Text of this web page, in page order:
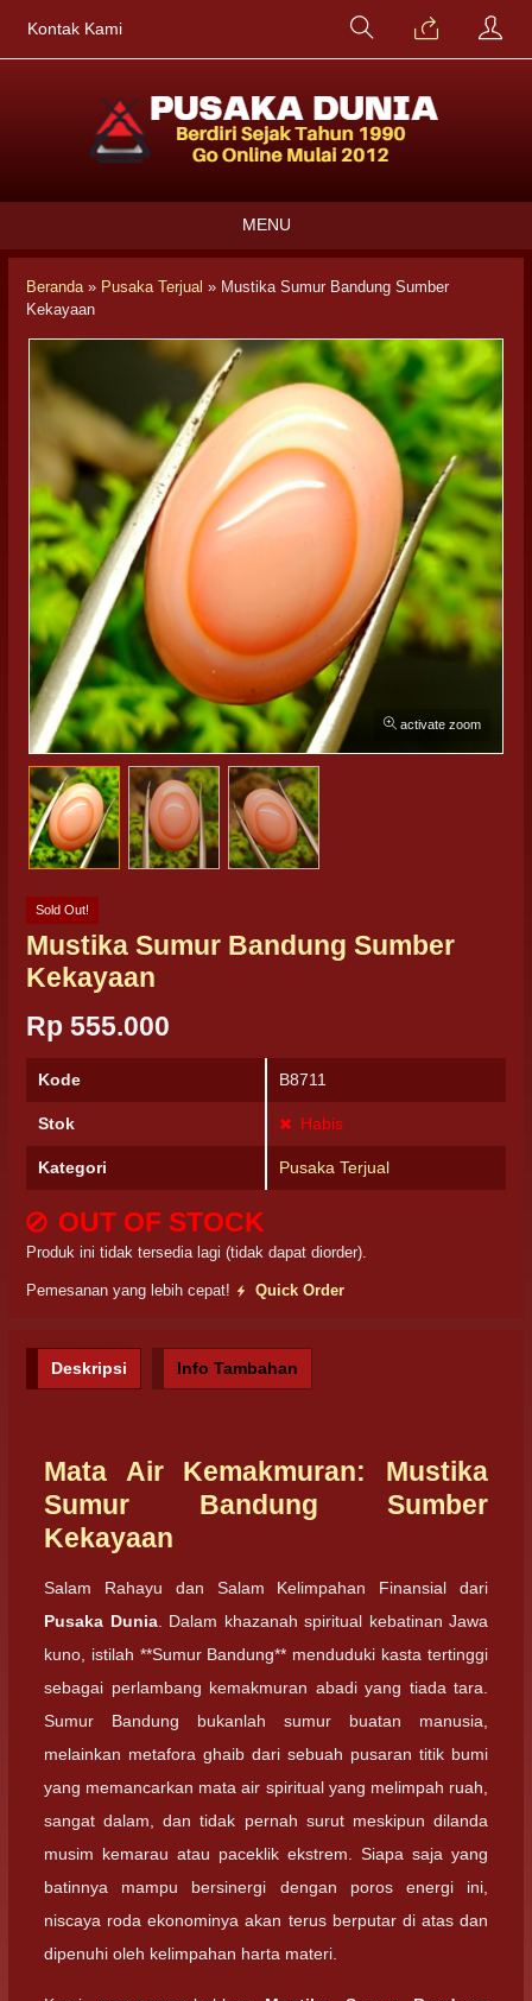
Kontak Kami
MENU
Beranda» Pusaka Terjual » Mustika Sumur Bandung Sumber
Kekayaan
activate zoom
Sold Out!
Mustika Sumur Bandung Sumber
Kekayaan
Rp 555.000
Kode B8711
Stok Habis
Kategori Pusaka Terjual
OUT OF STOCK
Produk ini tidak tersedia lagi (tidak dapat diorder).
Pemesanan yang lebih cepat! Quick Order
Deskripsi Info Tambahan
Mata Air Kemakmuran: Mustika
Sumur Bandung Sumber
Kekayaan
Salam Rahayu dan Salam Kelimpahan Finansial dari
Pusaka Dunia. Dalam khazanah spiritual kebatinan Jawa
kuno, istilah **Sumur Bandung** menduduki kasta tertinggi
sebagai perlambang kemakmuran abadi yang tiada tara.
Sumur Bandung bukanlah sumur buatan manusia,
melainkan metafora ghaib dari sebuah pusaran titik bumi
yang memancarkan mata air spiritual yang melimpah ruah,
sangat dalam, dan tidak pernah surut meskipun dilanda
musim kemarau atau paceklik ekstrem. Siapa saja yang
batinnya mampu bersinergi dengan poros energi ini,
niscaya roda ekonominya akan terus berputar di atas dan
dipenuhi oleh kelimpahan harta materi.